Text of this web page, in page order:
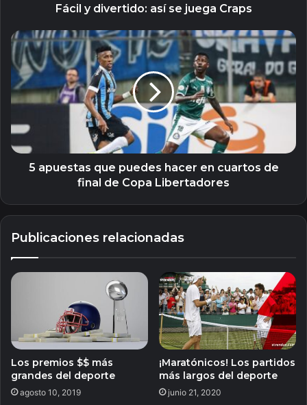
Fácil y divertido: así se juega Craps
5
apuestas
que
puedes
hacer
cuartos
de
final
5 apuestas que puedes hacer en cuartos de
final de Copa Libertadores
Publicaciones relacionadas
Los premios $$ más
grandes del deporte
agosto 10, 2019
¡Maratónicos! Los partidos
más largos del deporte
junio 21, 2020